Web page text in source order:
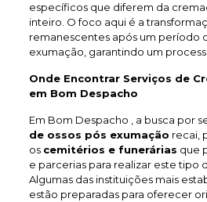
específicos que diferem da
inteiro. O foco aqui é a
remanescentes após um período
exumação, garantindo um
Onde Encontrar Serviços de
em Bom Despacho
Em Bom Despacho , a busca por
de ossos pós exumação recai,
os cemitérios e funerárias que
e parcerias para realizar este tipo
Algumas das instituições mais
estão preparadas para oferecer